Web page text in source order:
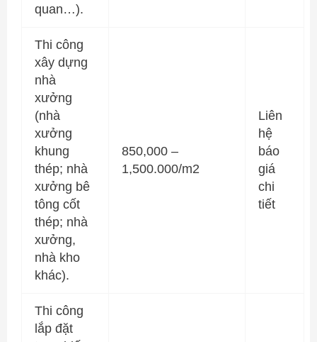
quan…).
Thi công
xây dựng
nhà
xưởng
(nhà
xưởng
khung
thép; nhà
xưởng bê
tông cốt
thép; nhà
xưởng,
nhà kho
khác).
850,000 –
1,500.000/m2
Liên
hệ
báo
giá
chi
tiết
Thi công
lắp đặt